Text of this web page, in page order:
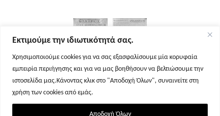
Εκτιμούμε την ιδιωτικότητά σας.
Χρησιμοποιούμε cookies για να σας εξασφαλίσουμε μία κορυφαία
εμπειρία περιήγησης και για να μας βοηθήσουν να βελτιώσουμε την
ιστοσελίδα μας.Κάνοντας κλικ στο "Αποδοχή Όλων", συναινείτε στη
χρήση των cookies από εμάς.
Αποδοχή Όλων
Σελίδα 1 Σελίδα 2